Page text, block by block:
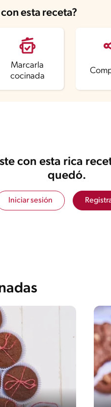
esta receta?
Marcarla
cocinada
con esta rica
quedó.
Iniciar sesión